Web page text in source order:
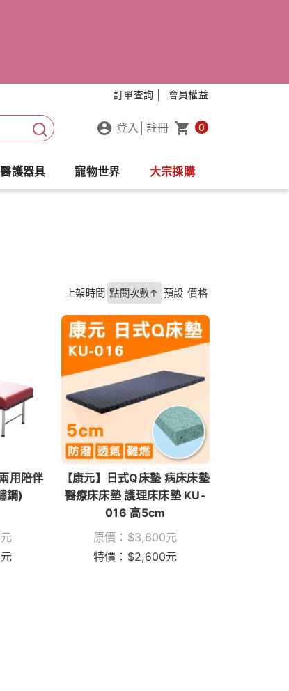
訂單查詢 │ 會員權益
登入 註冊 0
醫護器具 寵物世界 大宗採購
上架時間 點閱次數↑ 預設 價格
用陪伴
鋼)
元
元
【康元】日式Q床墊 病床床墊
醫療床床墊 護理床床墊 KU-
016 高5cm
原價： $3,600元
特價： $2,600元